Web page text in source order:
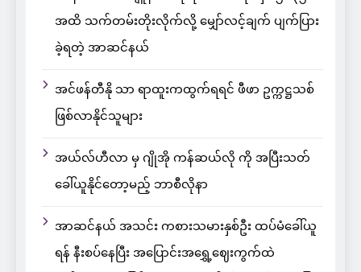
အထိ သက်တမ်းတိုးလိုက်လို့ မျှော်လင့်ချက် ပျက်ပြား
ခဲ့ရတဲ့ အာဆင်နယ်
အင်ဖန်တီနို သာ ရာထူးကထွက်ရရင် ဖီဖာ ဥက္ကဋ္ဌသစ်
ဖြစ်လာနိုင်သူများ
အယ်လ်ဟီလာ မှ ဂျိုအို ကန်ဆယ်လို ကို အပြီးသတ်
ခေါ်ယူနိုင်တော့မည့် ဘာစီလိုနာ
အာဆင်နယ် အသင်း ကစားသမားနှစ်ဦး ထပ်မံခေါ်ယူ
ရန် နီးစပ်နေပြီး အပြောင်းအရွှေ့ဈေးကွက်ထဲ